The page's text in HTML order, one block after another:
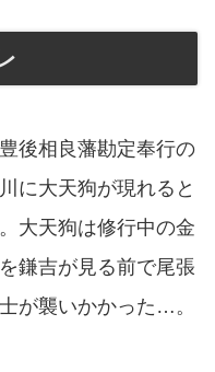
後相良藩勘定奉行の
に大天狗が現れると
大天狗は修行中の金
鎌吉が見る前で尾張
が襲いかかった…。